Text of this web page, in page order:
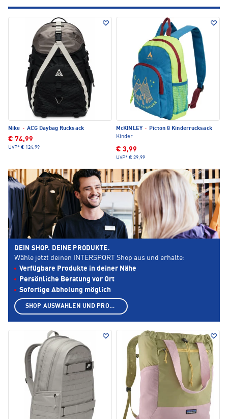
Nike · ACG Daybag Rucksack
€ 74,99
UVP* € 124,99
McKINLEY ·
Picton 8 Kinderrucksack
Kinder
€ 3,99
UVP* € 29,99
DEIN SHOP. DEINE PRODUKTE.
Wähle jetzt deinen INTERSPORT Shop aus und erhalte:
Verfügbare Produkte in deiner Nähe
Persönliche Beratung vor Ort
Sofortige Abholung möglich
SHOP AUSWÄHLEN UND PRODUKTE ANZEIGEN